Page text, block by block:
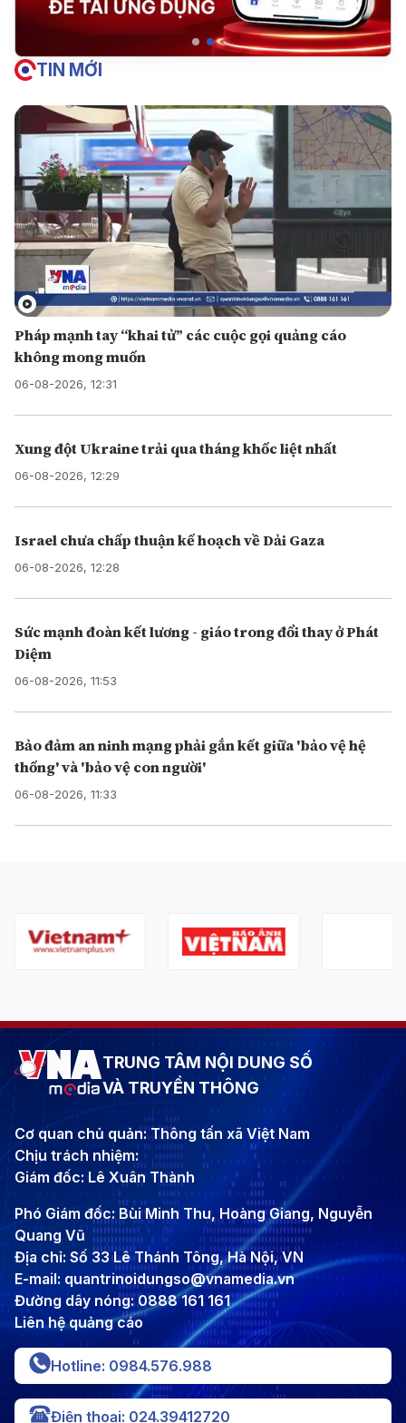
TIN MỚI
Pháp mạnh tay “khai tử” các cuộc gọi quảng cáo
không mong muốn
06-08-2026, 12:31
Xung đột Ukraine trải qua tháng khốc liệt nhất
06-08-2026, 12:29
Israel chưa chấp thuận kế hoạch về Dải Gaza
06-08-2026, 12:28
Sức mạnh đoàn kết lương - giáo trong đổi thay ở Phát
Diệm
06-08-2026, 11:53
Bảo đảm an ninh mạng phải gắn kết giữa 'bảo vệ hệ
thống' và 'bảo vệ con người'
06-08-2026, 11:33
TRUNG TÂM NỘI DUNG SỐ
VÀ TRUYỀN THÔNG
Cơ quan chủ quản: Thông tấn xã Việt Nam
Chịu trách nhiệm:
Giám đốc: Lê Xuân Thành
Phó Giám đốc: Bùi Minh Thu, Hoàng Giang, Nguyễn
Quang Vũ
Địa chỉ: Số 33 Lê Thánh Tông, Hà Nội, VN
E-mail: quantrinoidungso@vnamedia.vn
Đường dây nóng: 0888 161 161
Liên hệ quảng cáo
Hotline: 0984.576.988
Điện thoại: 024.39412720